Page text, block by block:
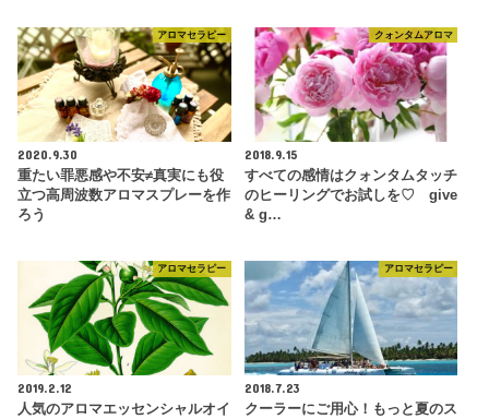
アロマセラピー
2020.9.30
重たい罪悪感や不安≠真実にも役
立つ高周波数アロマスプレーを作
ろう
クォンタムアロマ
2018.9.15
すべての感情はクォンタムタッチ
のヒーリングでお試しを♡ give
& g…
アロマセラピー
2019.2.12
人気のアロマエッセンシャルオイ
アロマセラピー
2018.7.23
クーラーにご用心！もっと夏のス